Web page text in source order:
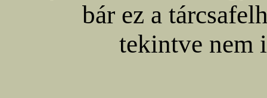
bár ez a
tekintve nem